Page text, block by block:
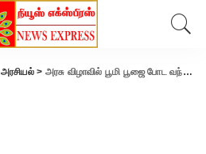
அரசியல்> அரசு விழாவில் பூமி பூஜை போட வந்த அர்ச்சகரை விரட்டிய தி.மு.க எம்.பி: அதிர்ச்சி அதிகாரிகள்